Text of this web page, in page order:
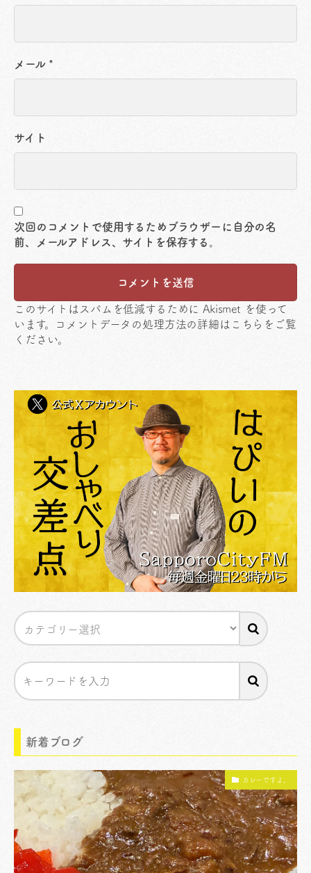
メール *
サイト
次回のコメントで使用するためブラウザーに自分の名
前、メールアドレス、サイトを保存する。
このサイトはスパムを低減するために Akismet を使って
います。
コメントデータの処理方法の詳細はこちらをご覧
ください。
新着ブログ
カレーですよ。